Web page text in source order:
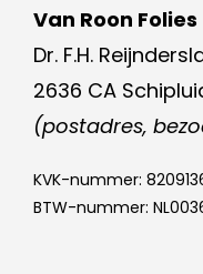
Van Roon Folies
Dr. F.H.
2636 CA
(postadres,
KVK-nummer:
BTW-nummer: